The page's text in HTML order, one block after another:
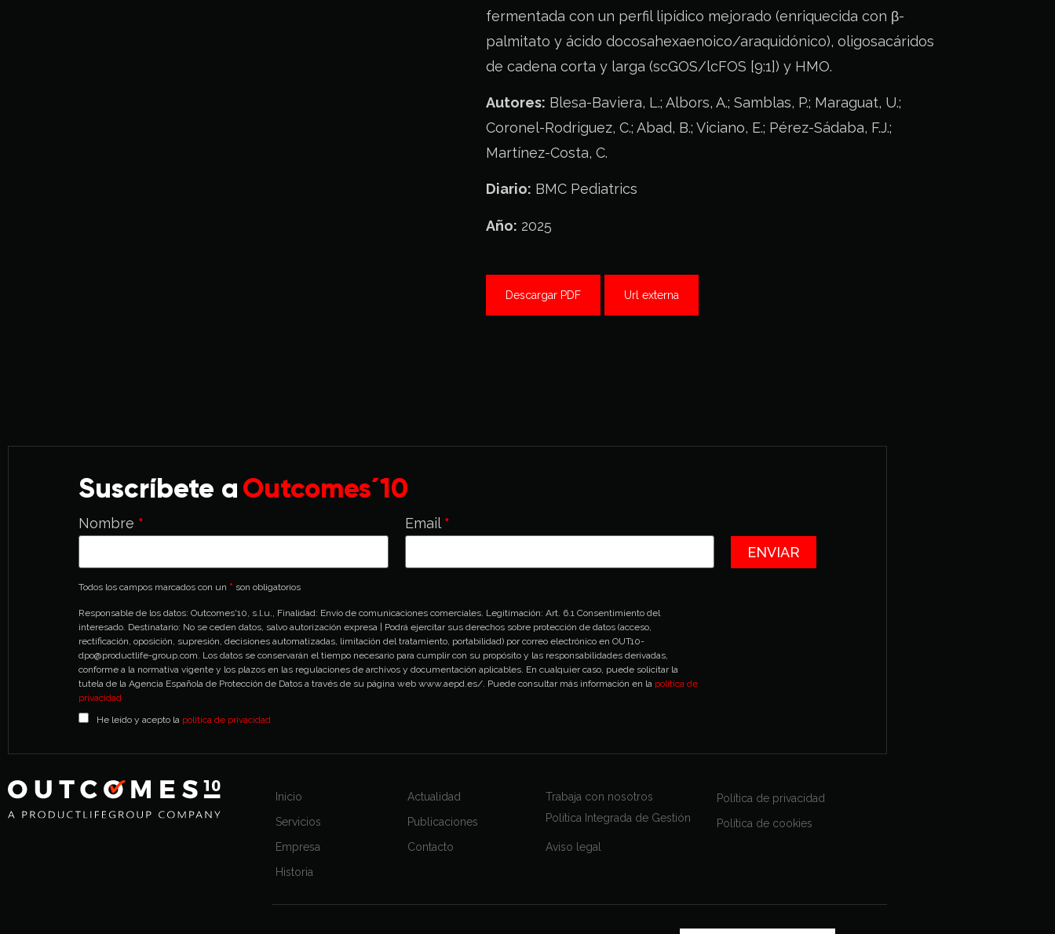
fermentada con un perfil lipídico mejorado (enriquecida con β-
palmitato y ácido docosahexaenoico/araquidónico), oligosacáridos
de cadena corta y larga (scGOS/lcFOS [9:1]) y HMO.
Autores: Blesa-Baviera, L.; Albors, A.; Samblas, P.; Maraguat, U.;
Coronel-Rodriguez, C.; Abad, B.; Viciano, E.; Pérez-Sádaba, F.J.;
Martínez-Costa, C.
Diario: BMC Pediatrics
Año: 2025
Descargar PDF Url externa
Suscríbete aOutcomes´10
Nombre * Email*
Todos los campos marcados con un * son obligatorios
Responsable de los datos: Outcomes'10, s.l.u., Finalidad: Envío de comunicaciones comerciales. Legitimación: Art. 6.1 Consentimiento del
interesado. Destinatario: No se ceden datos, salvo autorización expresa | Podrá ejercitar sus derechos sobre protección de datos (acceso,
rectificación, oposición, supresión, decisiones automatizadas, limitación del tratamiento, portabilidad) por correo electrónico en OUT10-
dpo@productlife-group.com. Los datos se conservarán el tiempo necesario para cumplir con su propósito y las responsabilidades derivadas,
conforme a la normativa vigente y los plazos en las regulaciones de archivos y documentación aplicables. En cualquier caso, puede solicitar la
tutela de la Agencia Española de Protección de Datos a través de su página web www.aepd.es/. Puede consultar más información en la política de
privacidad
He leído y acepto la política de privacidad
Inicio
Servicios
Empresa
Historia
Actualidad
Publicaciones
Contacto
Trabaja con nosotros
Política Integrada de Gestión
Aviso legal
Política de privacidad
Política de cookies